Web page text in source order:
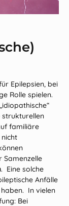
Epilepsien, bei
Rolle spielen.
strukturellen
familiäre
Samenzelle
. Eine solche
Anfälle
In vielen
Bei